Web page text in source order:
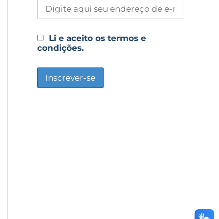
Li e aceito os termos e
condições.